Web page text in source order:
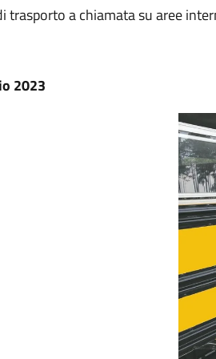
trasporto a chiamata su aree
2023